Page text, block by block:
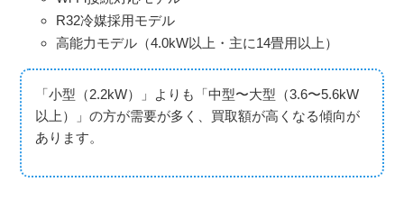
R32冷媒採用モデル
高能力モデル（4.0kW以上・主に14畳用以上）
「小型（2.2kW）」よりも「中型〜大型（3.6〜5.6kW
以上）」の方が需要が多く、買取額が高くなる傾向が
あります。